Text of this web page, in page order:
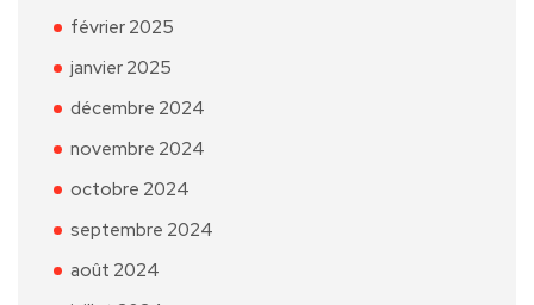
février 2025
janvier 2025
décembre 2024
novembre 2024
octobre 2024
septembre 2024
août 2024